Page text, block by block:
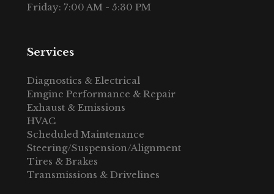
Friday: 7:00 AM - 5:30 PM
Services
Diagnostics & Electrical
Emgine Performance & Repair
Exhaust & Emissions
HVAC
Scheduled Maintenance
Steering/Suspension/Alignment
Tires & Brakes
Transmissions & Drivelines